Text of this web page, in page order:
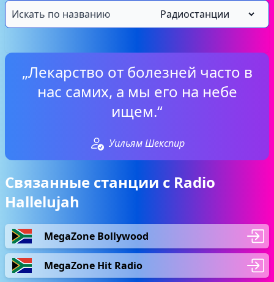
„Лекарство от болезней часто в
нас самих, а мы его на небе
ищем.“
Уильям Шекспир
Связанные станции с Radio
Hallelujah
MegaZone Bollywood
MegaZone Hit Radio